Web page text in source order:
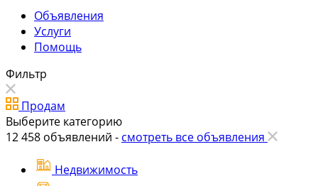
Объявления
Услуги
Помощь
Фильтр
Продам
Выберите категорию
12 458 объявлений - смотреть все объявления
Недвижимость